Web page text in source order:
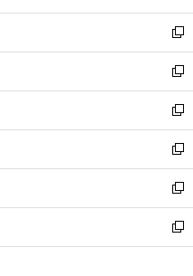
開
く
ウ
で
開
く
ン
ド
ウ
で
開
く
ウ
ィ
ン
ド
ウ
で
開
く
し
い
ウ
ィ
ン
ド
ウ
で
開
く
新
し
い
ウ
ィ
ン
ド
ウ
で
開
く
新
し
い
ウ
ィ
ン
ド
ウ
で
開
新
し
い
ウ
ィ
ン
ド
ウ
新
し
い
ウ
ィ
ン
新
し
い
ウ
新
し